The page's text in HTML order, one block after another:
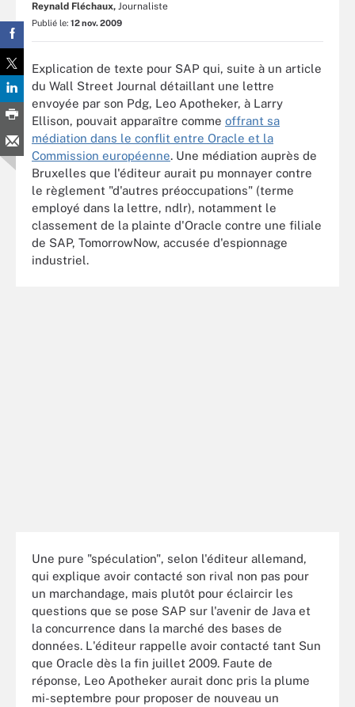
Reynald Fléchaux, Journaliste
Publié le: 12 nov. 2009
Explication de texte pour SAP qui, suite à un article
du Wall Street Journal détaillant une lettre
envoyée par son Pdg, Leo Apotheker, à Larry
Ellison, pouvait apparaître comme offrant sa
médiation dans le conflit entre Oracle et la
Commission européenne. Une médiation auprès de
Bruxelles que l'éditeur aurait pu monnayer contre
le règlement "d'autres préoccupations" (terme
employé dans la lettre, ndlr), notamment le
classement de la plainte d'Oracle contre une filiale
de SAP, TomorrowNow, accusée d'espionnage
industriel.
Une pure "spéculation", selon l'éditeur allemand,
qui explique avoir contacté son rival non pas pour
un marchandage, mais plutôt pour éclaircir les
questions que se pose SAP sur l'avenir de Java et
la concurrence dans la marché des bases de
données. L'éditeur rappelle avoir contacté tant Sun
que Oracle dès la fin juillet 2009. Faute de
réponse, Leo Apotheker aurait donc pris la plume
mi-septembre pour proposer de nouveau un